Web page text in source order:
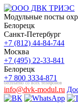
Модульные посты
Белорецк
Санкт-Петербург
+7 (812) 44-84-744
Москва
+7 (495) 22-33-841
Белорецк
+7 800 3334-871
бесплатно со всех телефонов
info@dvk-modul.ru